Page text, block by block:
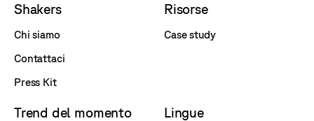
Shakers
Chi siamo
Contattaci
Press Kit
Risorse
Case study
Trend del momento Lingue